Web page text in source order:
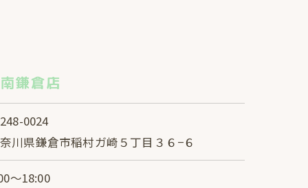
鎌倉店
0024
川県鎌倉市稲村ガ崎５丁目３６−６
～18:00